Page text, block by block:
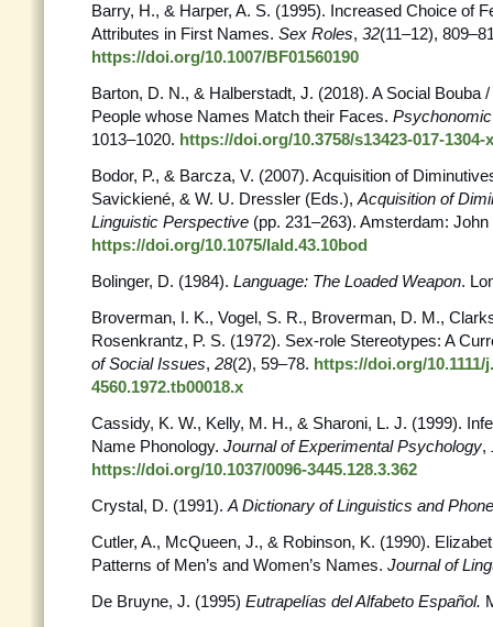
Barry, H., & Harper, A. S. (1995). Increased Choice of
Attributes in First Names. Sex Roles, 32(11–12),
https://doi.org/10.1007/BF01560190
Barton, D. N., & Halberstadt, J. (2018). A Social Bouba
People whose Names Match their Faces.
1013–1020. https://doi.org/10.3758/s13423-017-1304-x
Bodor, P., & Barcza, V. (2007). Acquisition of
Savickiené, & W. U. Dressler (Eds.), Acquisition of
Linguistic Perspective (pp. 231–263). Amsterdam:
https://doi.org/10.1075/lald.43.10bod
Bolinger, D. (1984). Language: The Loaded Weapon.
Broverman, I. K., Vogel, S. R., Broverman, D. M.,
Rosenkrantz, P. S. (1972). Sex-role Stereotypes: A
of Social Issues, 28(2), 59–78. https://doi.org/10.1111/
4560.1972.tb00018.x
Cassidy, K. W., Kelly, M. H., & Sharoni, L. J. (1999).
Name Phonology. Journal of Experimental Psychology,
https://doi.org/10.1037/0096-3445.128.3.362
Crystal, D. (1991). A Dictionary of Linguistics and
Cutler, A., McQueen, J., & Robinson, K. (1990).
Patterns of Men’s and Women’s Names. Journal of
De Bruyne, J. (1995) Eutrapelías del Alfabeto Español.